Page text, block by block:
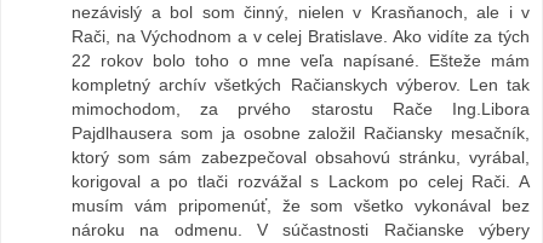
nezávislý a bol som činný, nielen v Krasňanoch, ale i v
Rači, na Východnom a v celej Bratislave. Ako vidíte za tých
22 rokov bolo toho o mne veľa napísané. Ešteže mám
kompletný archív všetkých Račianskych výberov. Len tak
mimochodom, za prvého starostu Rače Ing.Libora
Pajdlhausera som ja osobne založil Račiansky mesačník,
ktorý som sám zabezpečoval obsahovú stránku, vyrábal,
korigoval a po tlači rozvážal s Lackom po celej Rači. A
musím vám pripomenúť, že som všetko vykonával bez
nároku na odmenu. V súčastnosti Račianske výbery